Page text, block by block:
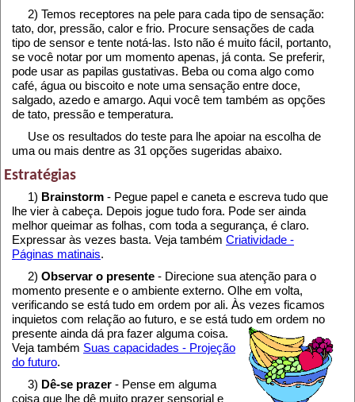
2) Temos receptores na pele para cada tipo de sensação:
tato, dor, pressão, calor e frio. Procure sensações de cada
tipo de sensor e tente notá-las. Isto não é muito fácil, portanto,
se você notar por um momento apenas, já conta. Se preferir,
pode usar as papilas gustativas. Beba ou coma algo como
café, água ou biscoito e note uma sensação entre doce,
salgado, azedo e amargo. Aqui você tem também as opções
de tato, pressão e temperatura.
Use os resultados do teste para lhe apoiar na escolha de
uma ou mais dentre as 31 opções sugeridas abaixo.
Estratégias
1) Brainstorm - Pegue papel e caneta e escreva tudo que
lhe vier à cabeça. Depois jogue tudo fora. Pode ser ainda
melhor queimar as folhas, com toda a segurança, é claro.
Expressar às vezes basta. Veja também Criatividade -
Páginas matinais.
2) Observar o presente - Direcione sua atenção para o
momento presente e o ambiente externo. Olhe em volta,
verificando se está tudo em ordem por ali. Às vezes ficamos
inquietos com relação ao futuro, e se está tudo em ordem no
presente ainda dá pra fazer alguma coisa.
Veja também Suas capacidades - Projeção
do futuro.
3) Dê-se prazer - Pense em alguma
coisa que lhe dê muito prazer sensorial e